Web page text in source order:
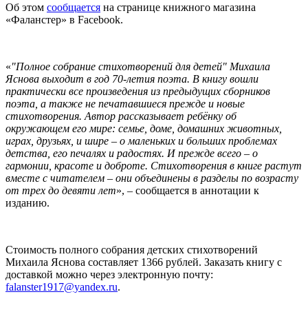
Об этом сообщается на странице книжного магазина
«Фаланстер» в Facebook.
«"Полное собрание стихотворений для детей" Михаила
Яснова выходит в год 70-летия поэта. В книгу вошли
практически все произведения из предыдущих сборников
поэта, а также не печатавшиеся прежде и новые
стихотворения. Автор рассказывает ребёнку об
окружающем его мире: семье, доме, домашних животных,
играх, друзьях, и шире – о маленьких и больших проблемах
детства, его печалях и радостях. И прежде всего – о
гармонии, красоте и доброте. Стихотворения в книге растут
вместе с читателем – они объединены в разделы по возрасту
от трех до девяти лет», – сообщается в аннотации к
изданию.
Стоимость полного собрания детских стихотворений
Михаила Яснова составляет 1366 рублей. Заказать книгу с
доставкой можно через электронную почту:
falanster1917@yandex.ru.